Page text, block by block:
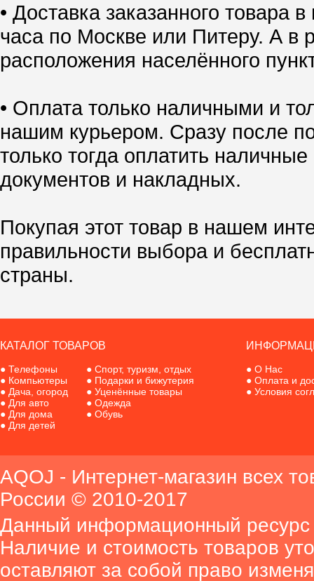
• Доставка заказанного товара
часа по Москве или Питеру. А в
расположения населённого
• Оплата только наличными и
нашим курьером. Сразу после
только тогда оплатить
документов и накладных.
Покупая этот товар в нашем
правильности выбора и
страны.
КАТАЛОГ ТОВАРОВ
● Телефоны
● Компьютеры
● Дача, огород
● Для авто
● Для дома
● Для детей
● Спорт, туризм, отдых
● Подарки и бижутерия
● Уценённые товары
● Одежда
● Обувь
● О Нас
● Оплата и
● Условия
AQOJ - Интернет-магазин всех
России © 2010-2017
Данный информационный ресурс
Наличие и стоимость товаров
оставляют за собой право